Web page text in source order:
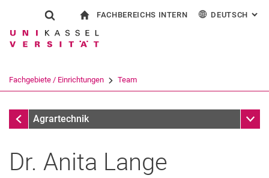
Springe direkt zu: Inhalt
Springe direkt zu: Suche
Springe direkt zu:
Suchformular
Suchbegriff
Suchen (öffnet externen Link in einem
FACHBEREICHS INTERN DEUTSCH :
Fachgebiete / Einrichtungen Team
Fachgebiete / Einrichtungen
Agrartechnik
Dr. Anita Lange